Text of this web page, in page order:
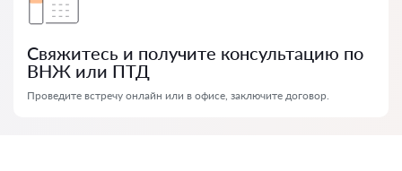
Свяжитесь и получите консультацию по
ВНЖ или ПТД
Проведите встречу онлайн или в офисе, заключите договор.